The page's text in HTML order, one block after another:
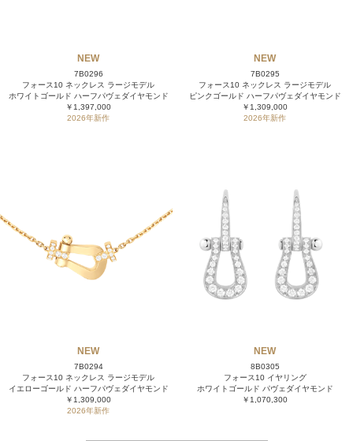
NEW
7B0296
フォース10 ネックレス ラージモデル
ホワイトゴールド ハーフパヴェダイヤモンド
￥1,397,000
2026年新作
NEW
7B0295
フォース10 ネックレス ラージモデル
ピンクゴールド ハーフパヴェダイヤモンド
￥1,309,000
2026年新作
NEW
7B0294
フォース10 ネックレス ラージモデル
イエローゴールド ハーフパヴェダイヤモンド
￥1,309,000
2026年新作
NEW
8B0305
フォース10 イヤリング
ホワイトゴールド パヴェダイヤモンド
￥1,070,300